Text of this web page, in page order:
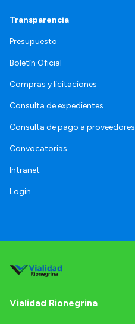
Transparencia
Presupuesto
Boletín Oficial
Compras y licitaciones
Consulta de expedientes
Consulta de pago a proveedores
Convocatorias
Intranet
Login
Vialidad Rionegrina